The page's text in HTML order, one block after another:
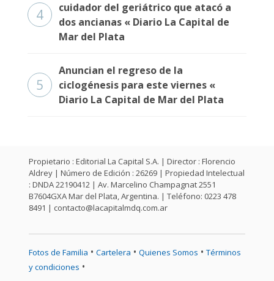
4
cuidador del geriátrico que atacó a
dos ancianas « Diario La Capital de
Mar del Plata
5
Anuncian el regreso de la
ciclogénesis para este viernes «
Diario La Capital de Mar del Plata
Propietario : Editorial La Capital S.A. | Director : Florencio
Aldrey | Número de Edición : 26269 | Propiedad Intelectual
: DNDA 22190412 | Av. Marcelino Champagnat 2551
B7604GXA Mar del Plata, Argentina. | Teléfono: 0223 478
8491 | contacto@lacapitalmdq.com.ar
Fotos de Familia • Cartelera • Quienes Somos • Términos
y condiciones •